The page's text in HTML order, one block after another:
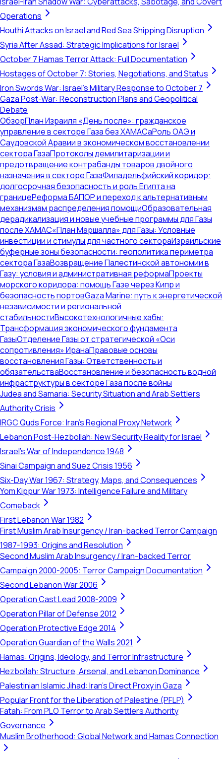
Operations
Houthi Attacks on Israel and Red Sea Shipping Disruption
Syria After Assad: Strategic Implications for Israel
October 7 Hamas Terror Attack: Full Documentation
Hostages of October 7: Stories, Negotiations, and Status
Iron Swords War: Israel's Military Response to October 7
Gaza Post-War: Reconstruction Plans and Geopolitical
Debate
ОбзорПлан Израиля «День после»: гражданское
управление в секторе Газа без ХАМАСаРоль ОАЭ и
Саудовской Аравии в экономическом восстановлении
сектора ГазаПротоколы демилитаризации и
предотвращение контрабанды товаров двойного
назначения в секторе ГазаФиладельфийский коридор:
долгосрочная безопасность и роль Египта на
границеРеформа БАПОР и переход к альтернативным
механизмам распределения помощиОбразовательная
дерадикализация и новые учебные программы для Газы
после ХАМАС«План Маршалла» для Газы: Условные
инвестиции и стимулы для частного сектораИзраильские
буферные зоны безопасности: геополитика периметра
сектора ГазаВозвращение Палестинской автономии в
Газу: условия и административная реформаПроекты
морского коридора: помощь Газе через Кипр и
безопасность портовGaza Marine: путь к энергетической
независимости и региональной
стабильностиВысокотехнологичные хабы:
Трансформация экономического фундамента
ГазыОтделение Газы от стратегической «Оси
сопротивления» ИранаПравовые основы
восстановления Газы: Ответственность и
обязательстваВосстановление и безопасность водной
инфраструктуры в секторе Газа после войны
Judea and Samaria: Security Situation and Arab Settlers
Authority Crisis
IRGC Quds Force: Iran's Regional Proxy Network
Lebanon Post-Hezbollah: New Security Reality for Israel
Israel's War of Independence 1948
Sinai Campaign and Suez Crisis 1956
Six-Day War 1967: Strategy, Maps, and Consequences
Yom Kippur War 1973: Intelligence Failure and Military
Comeback
First Lebanon War 1982
First Muslim Arab Insurgency / Iran-backed Terror Campaign
1987-1993: Origins and Resolution
Second Muslim Arab Insurgency / Iran-backed Terror
Campaign 2000-2005: Terror Campaign Documentation
Second Lebanon War 2006
Operation Cast Lead 2008-2009
Operation Pillar of Defense 2012
Operation Protective Edge 2014
Operation Guardian of the Walls 2021
Hamas: Origins, Ideology, and Terror Infrastructure
Hezbollah: Structure, Arsenal, and Lebanon Dominance
Palestinian Islamic Jihad: Iran's Direct Proxy in Gaza
Popular Front for the Liberation of Palestine (PFLP)
Fatah: From PLO Terror to Arab Settlers Authority
Governance
Muslim Brotherhood: Global Network and Hamas Connection